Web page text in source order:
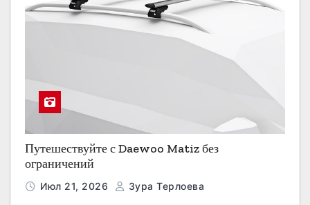
Путешествуйте с Daewoo Matiz без
ограничений
Июл 21, 2026 Зура Терлоева